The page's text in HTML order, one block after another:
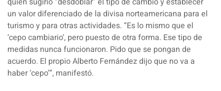
un valor diferenciado de la divisa norteamericana para el
turismo y para otras actividades. “Es lo mismo que el
‘cepo cambiario’, pero puesto de otra forma. Ese tipo de
medidas nunca funcionaron. Pido que se pongan de
acuerdo. El propio Alberto Fernández dijo que no va a
haber ‘cepo’”, manifestó.